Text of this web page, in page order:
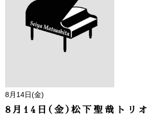
8月14日(金)
8月14日(金)松下聖哉トリ